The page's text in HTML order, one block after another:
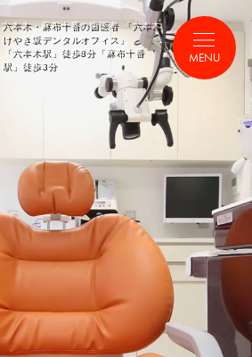
六本木・麻布十番の歯医者 「六本木
けやき坂デンタルオフィス」
「六本木駅」徒歩8分「麻布十番
駅」徒歩3分
MENU